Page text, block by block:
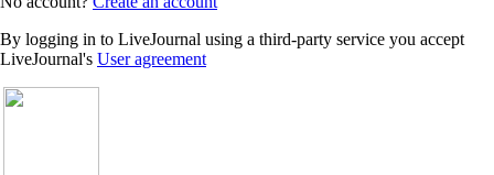
By logging in to LiveJournal using a third-party service you accept
LiveJournal's User agreement